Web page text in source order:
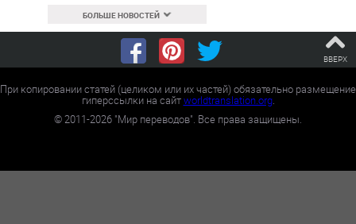
БОЛЬШЕ НОВОСТЕЙ
ВВЕРХ
При копировании статей (целиком или их частей) обязательно размещение
гиперссылки на сайтworldtranslation.org.
©2011-2026 "Мир переводов". Все права защищены.